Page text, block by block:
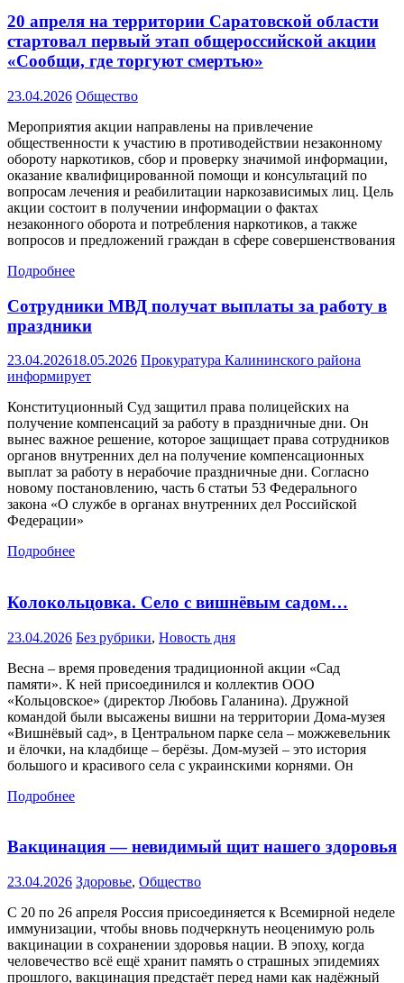
20 апреля на территории Саратовской области
стартовал первый этап общероссийской акции
«Сообщи, где торгуют смертью»
23.04.2026 Общество
Мероприятия акции направлены на привлечение
общественности к участию в противодействии незаконному
обороту наркотиков, сбор и проверку значимой информации,
оказание квалифицированной помощи и консультаций по
вопросам лечения и реабилитации наркозависимых лиц. Цель
акции состоит в получении информации о фактах
незаконного оборота и потребления наркотиков, а также
вопросов и предложений граждан в сфере совершенствования
Подробнее
Сотрудники МВД получат выплаты за работу в
праздники
23.04.202618.05.2026 Прокуратура Калининского района
информирует
Конституционный Суд защитил права полицейских на
получение компенсаций за работу в праздничные дни. Он
вынес важное решение, которое защищает права сотрудников
органов внутренних дел на получение компенсационных
выплат за работу в нерабочие праздничные дни. Согласно
новому постановлению, часть 6 статьи 53 Федерального
закона «О службе в органах внутренних дел Российской
Федерации»
Подробнее
Колокольцовка. Село с вишнёвым садом…
23.04.2026 Без рубрики, Новость дня
Весна – время проведения традиционной акции «Сад
памяти». К ней присоединился и коллектив ООО
«Кольцовское» (директор Любовь Галанина). Дружной
командой были высажены вишни на территории Дома-музея
«Вишнёвый сад», в Центральном парке села – можжевельник
и ёлочки, на кладбище – берёзы. Дом-музей – это история
большого и красивого села с украинскими корнями. Он
Подробнее
Вакцинация — невидимый щит нашего здоровья
23.04.2026 Здоровье, Общество
С 20 по 26 апреля Россия присоединяется к Всемирной неделе
иммунизации, чтобы вновь подчеркнуть неоценимую роль
вакцинации в сохранении здоровья нации. В эпоху, когда
человечество всё ещё хранит память о страшных эпидемиях
прошлого, вакцинация предстаёт перед нами как надёжный